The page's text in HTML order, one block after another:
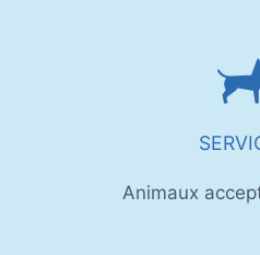
Animaux